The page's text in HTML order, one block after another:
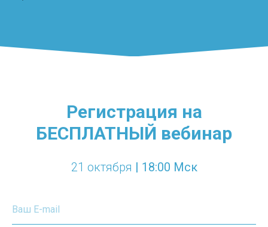
Регистрация на
БЕСПЛАТНЫЙ вебинар
21 октября | 18:00 Мск